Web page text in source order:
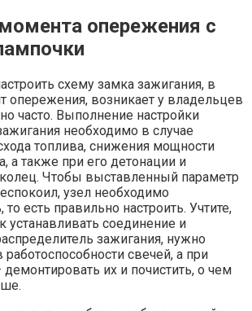
опережения с
схему замка зажигания, в
опережения, возникает у владельцев
часто. Выполнение настройки
необходимо в случае
топлива, снижения мощности
а также при его детонации и
Чтобы выставленный параметр
узел необходимо
есть правильно настроить. Учтите,
устанавливать соединение и
зажигания, нужно
работоспособности свечей, а при
их и почистить, о чем